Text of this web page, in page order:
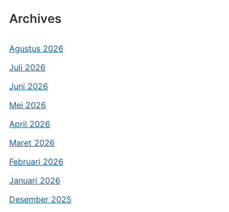
Archives
Agustus 2026
Juli 2026
Juni 2026
Mei 2026
April 2026
Maret 2026
Februari 2026
Januari 2026
Desember 2025